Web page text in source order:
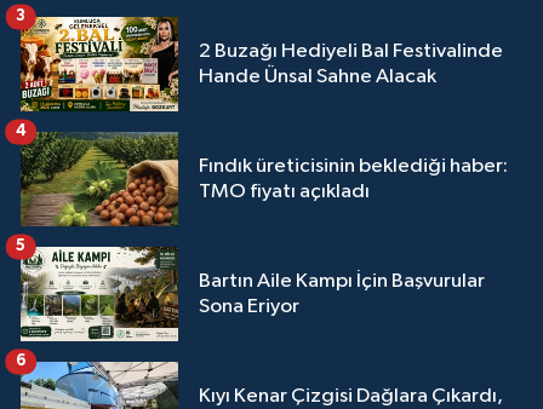
2 Buzağı Hediyeli Bal Festivalinde
Hande Ünsal Sahne Alacak
3
Fındık üreticisinin beklediği haber:
TMO fiyatı açıkladı
4
Bartın Aile Kampı İçin Başvurular
Sona Eriyor
5
Kıyı Kenar Çizgisi Dağlara Çıkardı,
6